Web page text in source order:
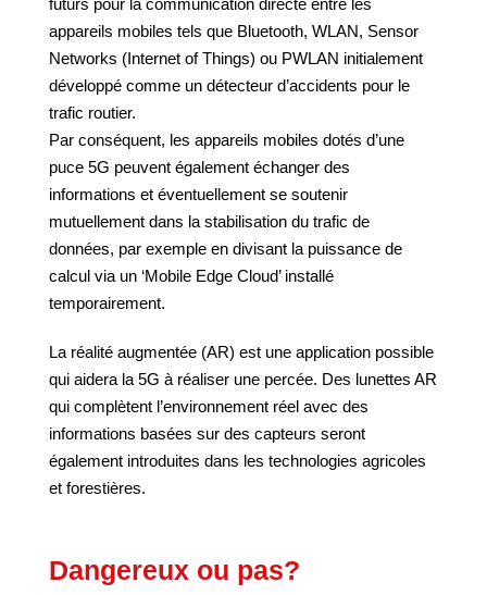
futurs pour la communication directe entre les
appareils mobiles tels que Bluetooth, WLAN, Sensor
Networks (Internet of Things) ou PWLAN initialement
développé comme un détecteur d’accidents pour le
trafic routier.
Par conséquent, les appareils mobiles dotés d’une
puce 5G peuvent également échanger des
informations et éventuellement se soutenir
mutuellement dans la stabilisation du trafic de
données, par exemple en divisant la puissance de
calcul via un ‘Mobile Edge Cloud’ installé
temporairement.
La réalité augmentée (AR) est une application possible
qui aidera la 5G à réaliser une percée. Des lunettes AR
qui complètent l’environnement réel avec des
informations basées sur des capteurs seront
également introduites dans les technologies agricoles
et forestières.
Dangereux ou pas?